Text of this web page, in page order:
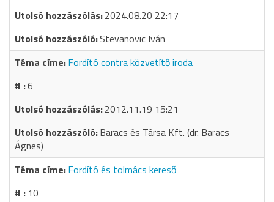
2024.08.20 22:17
Stevanovic Iván
Fordító contra közvetítő iroda
6
2012.11.19 15:21
Baracs és Társa Kft. (dr. Baracs
Ágnes)
Fordító és tolmács kereső
10